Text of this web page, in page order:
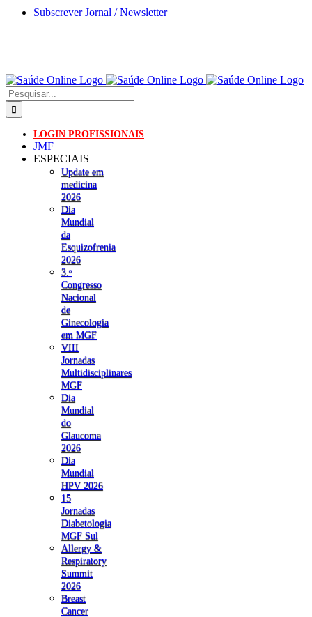
Skip
Subscrever Jornal / Newsletter
Pesquisar
LOGIN PROFISSIONAIS
JMF
ESPECIAIS
Update em
medicina
2026
Dia
Mundial
da
Esquizofrenia
2026
3.ᵒ
Congresso
Nacional
de
Ginecologia
em MGF
VIII
Jornadas
Multidisciplinares
MGF
Dia
Mundial
do
Glaucoma
2026
Dia
Mundial
HPV 2026
15
Jornadas
Diabetologia
MGF Sul
Allergy &
Respiratory
Summit
2026
Breast
Cancer